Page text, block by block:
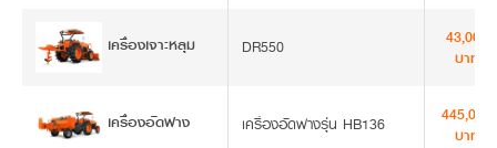
เครื่องเจาะหลุม DR550
43,000
บาท
เครื่องอัดฟาง เครื่องอัดฟางรุ่น HB136
445,000
บาท